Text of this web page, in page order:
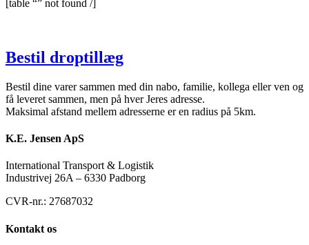
[table “” not found /]
Bestil droptillæg
Bestil dine varer sammen med din nabo, familie, kollega eller ven og
få leveret sammen, men på hver Jeres adresse.
Maksimal afstand mellem adresserne er en radius på 5km.
K.E. Jensen ApS
International Transport & Logistik
Industrivej 26A – 6330 Padborg
CVR-nr.: 27687032
Kontakt os